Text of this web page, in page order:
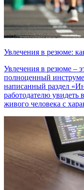
Увлечения в резюме:
Увлечения в резюме –
полноценный
написанный раздел
работодателю увидеть
живого человека с